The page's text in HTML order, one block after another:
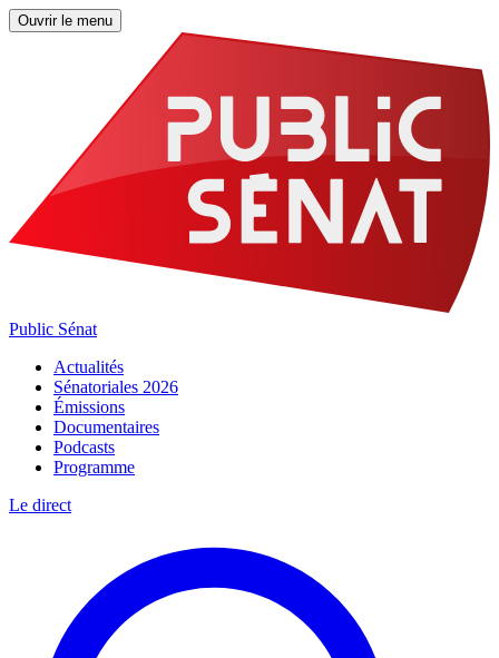
Ouvrir le menu
Public Sénat
Actualités
Sénatoriales 2026
Émissions
Documentaires
Podcasts
Programme
Le direct